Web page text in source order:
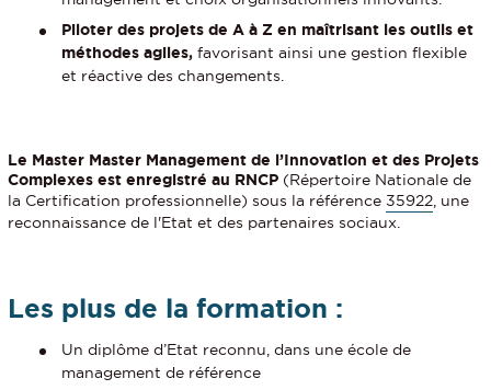
Piloter des projets de A à Z en maîtrisant les outils et
méthodes agiles, favorisant ainsi une gestion flexible
et réactive des changements.
Le Master Master Management de l’Innovation et des Projets
Complexes est enregistré au RNCP (Répertoire Nationale de
la Certification professionnelle) sous la référence 35922, une
reconnaissance de l'Etat et des partenaires sociaux.
Les plus de la formation :
Un diplôme d’Etat reconnu, dans une école de
management de référence